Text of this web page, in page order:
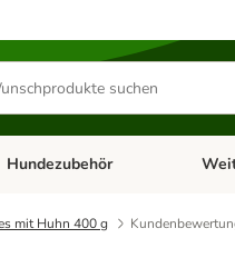
Kategorie-Menü öffnen:
Hundezubehör
mit Huhn 400 g